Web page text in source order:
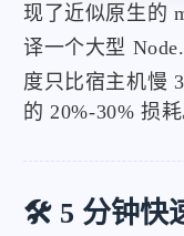
现了近似原生的
译一个大型
度只比宿主机慢
的 20%-30% 损耗
🛠️ 5 分钟快